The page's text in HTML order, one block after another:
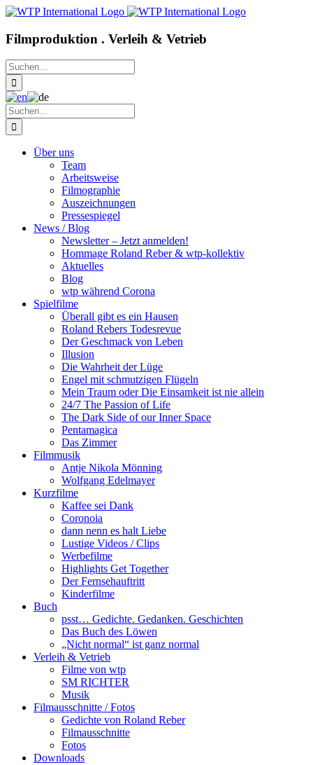
Zum
springen
Filmproduktion . Verleih & Vetrieb
Suche
nach:
Suche
nach:
Über uns
Team
Arbeitsweise
Filmographie
Auszeichnungen
Pressespiegel
News / Blog
Newsletter – Jetzt anmelden!
Hommage Roland Reber & wtp-kollektiv
Aktuelles
Blog
wtp während Corona
Spielfilme
Überall gibt es ein Hausen
Roland Rebers Todesrevue
Der Geschmack von Leben
Illusion
Die Wahrheit der Lüge
Engel mit schmutzigen Flügeln
Mein Traum oder Die Einsamkeit ist nie allein
24/7 The Passion of Life
The Dark Side of our Inner Space
Pentamagica
Das Zimmer
Filmmusik
Antje Nikola Mönning
Wolfgang Edelmayer
Kurzfilme
Kaffee sei Dank
Coronoia
dann nenn es halt Liebe
Lustige Videos / Clips
Werbefilme
Highlights Get Together
Der Fernsehauftritt
Kinderfilme
Buch
psst… Gedichte. Gedanken. Geschichten
Das Buch des Löwen
„Nicht normal“ ist ganz normal
Verleih & Vetrieb
Filme von wtp
SM RICHTER
Musik
Filmausschnitte / Fotos
Gedichte von Roland Reber
Filmausschnitte
Fotos
Downloads